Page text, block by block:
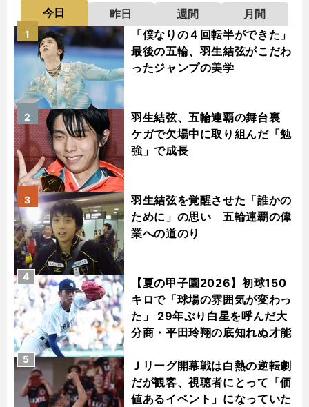
今日 昨日 週間
月間
「僕なりの４回転半ができた」
最後の五輪、羽生結弦がこだわ
ったジャンプの美学
1
羽生結弦、五輪連覇の舞台裏
ケガで欠場中に取り組んだ「勉
強」で成長
2
羽生結弦を覚醒させた「誰かの
ために」の思い 五輪連覇の偉
業への道のり
3
【夏の甲子園2026】初球150
キロで「球場の雰囲気が変わっ
た」 29年ぶり白星を呼んだ大
分商・平田玲翔の底知れぬ才能
4
Ｊリーグ開幕戦は白熱の逆転劇
だが観客、視聴者にとって「価
値あるイベント」になっていた
5